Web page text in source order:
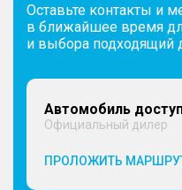
Оставьте контакты и
в ближайшее время
и выбора подходящий
Автомобиль
Официальный дилер
ПРОЛОЖИТЬ